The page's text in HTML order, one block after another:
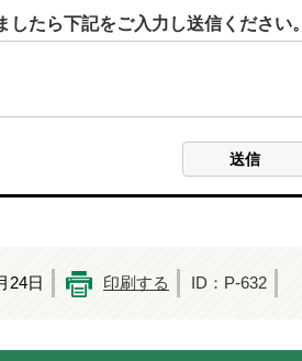
たら下記をご入力し送信ください。
24日 印刷する ID：P-632